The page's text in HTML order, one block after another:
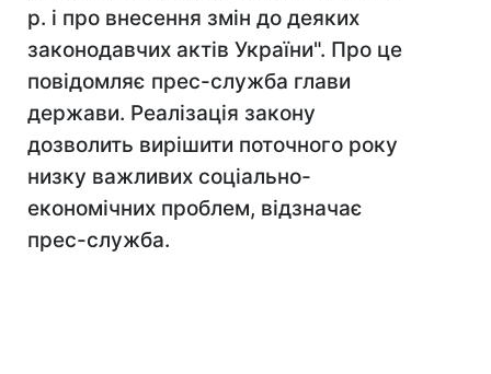
р. і про внесення змін до деяких
законодавчих актів України". Про це
повідомляє прес-служба глави
держави. Реалізація закону
дозволить вирішити поточного року
низку важливих соціально-
економічних проблем, відзначає
прес-служба.